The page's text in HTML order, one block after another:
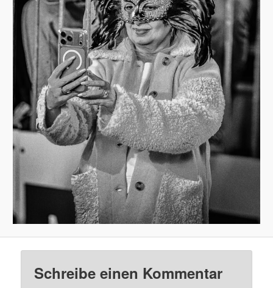
Schreibe einen Kommentar